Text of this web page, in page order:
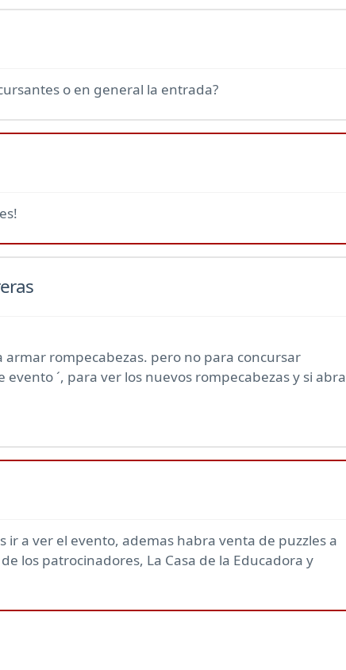
o en general la entrada?
armar rompecabezas. pero no para concursar
´, para ver los nuevos rompecabezas y si abra
ir a ver el evento, ademas habra venta de puzzles a
los patrocinadores, La Casa de la Educadora y